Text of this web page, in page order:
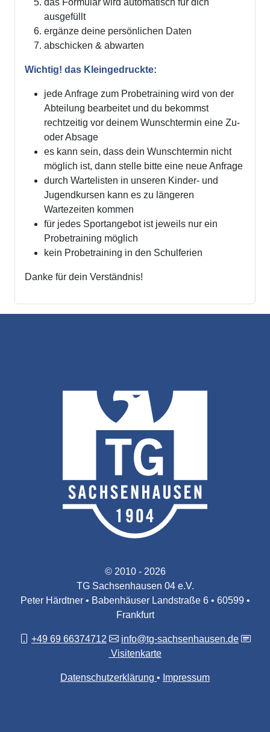
das Formular wird automatisch für dich
ausgefüllt
ergänze deine persönlichen Daten
abschicken & abwarten
Wichtig! das Kleingedruckte:
jede Anfrage zum Probetraining wird von der
Abteilung bearbeitet und du bekommst
rechtzeitig vor deinem Wunschtermin eine Zu-
oder Absage
es kann sein, dass dein Wunschtermin nicht
möglich ist, dann stelle bitte eine neue Anfrage
durch Wartelisten in unseren Kinder- und
Jugendkursen kann es zu längeren
Wartezeiten kommen
für jedes Sportangebot ist jeweils nur ein
Probetraining möglich
kein Probetraining in den Schulferien
Danke für dein Verständnis!
© 2010 - 2026
TG Sachsenhausen 04 e.V.
Peter Härdtner • Babenhäuser Landstraße 6 • 60599 •
Frankfurt
+49 69 66374712
info@tg-sachsenhausen.de
Visitenkarte
Datenschutzerklärung Impressum